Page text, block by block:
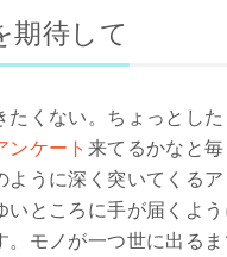
期待して
くない。ちょっとし
ンケート 来てるかなと
うに深く突いてくる
ところに手が届くよ
モノが一つ世に出る